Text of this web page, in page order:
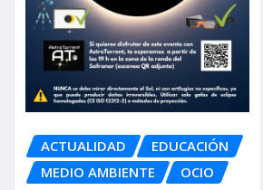
ACTUALIDAD
EDUCACIÓN
MEDIO AMBIENTE
OCIO